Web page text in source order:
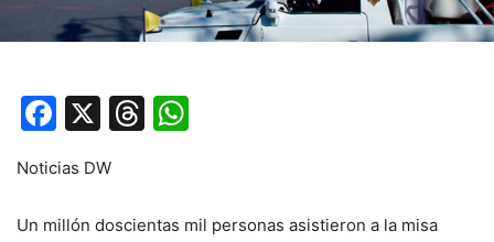
Facebook
X Threads
Noticias DW
Un millón doscientas mil personas asistieron a la misa